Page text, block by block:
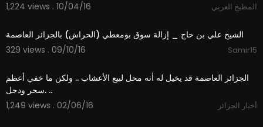
1,224 views . 10/04/16
المطبخ العربي
الشيخ علي بن حاج _ إزالة سوق بومعطي (الحراش) بالجزائر العاصمة
329 views . 09/10/16
Samir15
الجزائر العاصمة قد يخيل له أنه محل لبيع الأعشاب .. ولكن ما خفي أعظم
.سحر ودجل ..
1,249 views . 02/06/16
أخبار الجزائر